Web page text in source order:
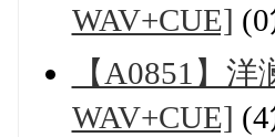
WAV+CUE]
【A0851】
WAV+CUE]